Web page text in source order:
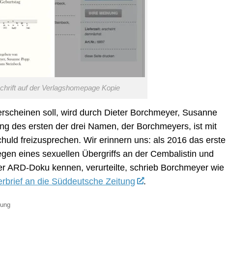
auf der Verlagshomepage Kopie
soll, wird durch Dieter Borchmeyer, Susanne
des ersten der drei Namen, der Borchmeyers, ist mit
freizusprechen. Wir erinnern uns: als 2016 das erste
eines sexuellen Übergriffs an der Cembalistin und
ARD-Doku kennen, verurteilte, schrieb Borchmeyer wie
an die Süddeutsche Zeitung .